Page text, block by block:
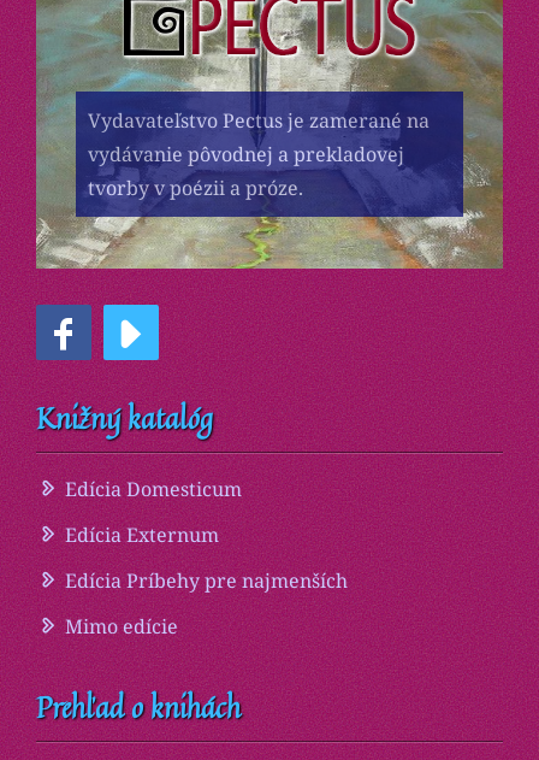
Vydavateľstvo Pectus je zamerané na
vydávanie pôvodnej a prekladovej
tvorby v poézii a próze.
Knižný katalóg
Edícia Domesticum
Edícia Externum
Edícia Príbehy pre najmenších
Mimo edície
Prehľad o knihách